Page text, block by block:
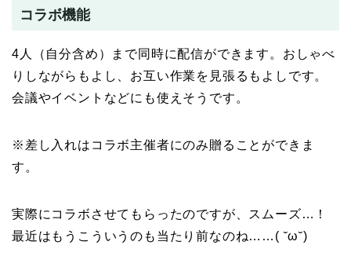
コラボ機能
4人（自分含め）まで同時に配信ができます。おしゃべ
りしながらもよし、お互い作業を見張るもよしです。
会議やイベントなどにも使えそうです。
※差し入れはコラボ主催者にのみ贈ることができま
す。
実際にコラボさせてもらったのですが、スムーズ…！
最近はもうこういうのも当たり前なのね……( ˘ω˘)